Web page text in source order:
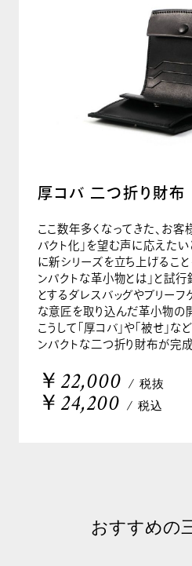
厚コバ 二つ折り財布
ここ数年多くなってきた、お客
パクト化」を望む声に応えたい
に新シリーズを立ち上げること
ンパクトな革小物とは」と試行
とするダレスバッグやブリーフ
な意匠を取り込んだ革小物の
こうして「厚コバ」や「被せ」
ンパクトな二つ折り財布が完成
￥22,000 / 税抜
￥24,200 / 税込
おすすめの